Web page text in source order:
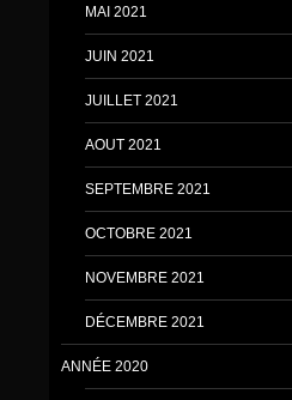
MAI 2021
JUIN 2021
JUILLET 2021
AOUT 2021
SEPTEMBRE 2021
OCTOBRE 2021
NOVEMBRE 2021
DÉCEMBRE 2021
ANNÉE 2020